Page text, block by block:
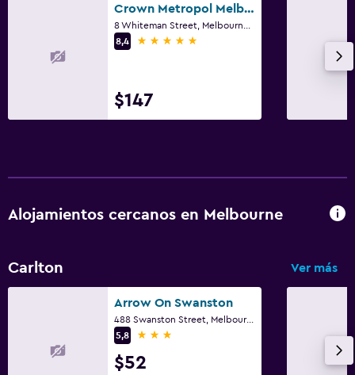
Crown Metropol Melbourne
8,4
5 estrellas
$147
Alojamientos cercanos en Melbourne
Carlton Ver más
Arrow On Swanston
488 Swanston Street, Melbourne, VIC
5,8
3 estrellas
$52